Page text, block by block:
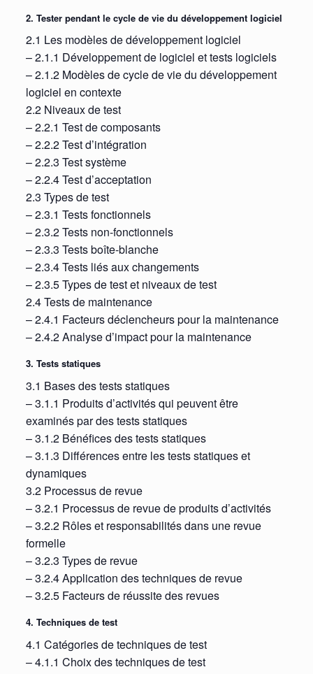
2. Tester pendant le cycle de vie du développement logiciel
2.1 Les modèles de développement logiciel
– 2.1.1 Développement de logiciel et tests logiciels
– 2.1.2 Modèles de cycle de vie du développement
logiciel en contexte
2.2 Niveaux de test
– 2.2.1 Test de composants
– 2.2.2 Test d’intégration
– 2.2.3 Test système
– 2.2.4 Test d’acceptation
2.3 Types de test
– 2.3.1 Tests fonctionnels
– 2.3.2 Tests non-fonctionnels
– 2.3.3 Tests boîte-blanche
– 2.3.4 Tests liés aux changements
– 2.3.5 Types de test et niveaux de test
2.4 Tests de maintenance
– 2.4.1 Facteurs déclencheurs pour la maintenance
– 2.4.2 Analyse d’impact pour la maintenance
3. Tests statiques
3.1 Bases des tests statiques
– 3.1.1 Produits d’activités qui peuvent être
examinés par des tests statiques
– 3.1.2 Bénéfices des tests statiques
– 3.1.3 Différences entre les tests statiques et
dynamiques
3.2 Processus de revue
– 3.2.1 Processus de revue de produits d’activités
– 3.2.2 Rôles et responsabilités dans une revue
formelle
– 3.2.3 Types de revue
– 3.2.4 Application des techniques de revue
– 3.2.5 Facteurs de réussite des revues
4. Techniques de test
4.1 Catégories de techniques de test
– 4.1.1 Choix des techniques de test